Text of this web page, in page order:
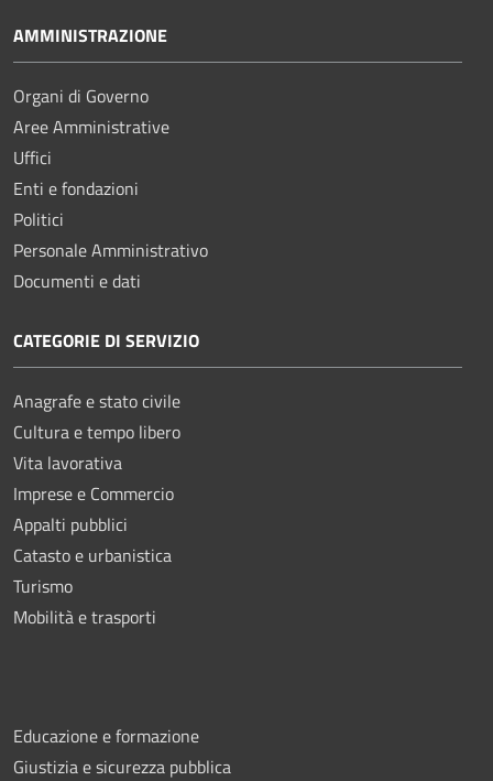
AMMINISTRAZIONE
Organi di Governo
Aree Amministrative
Uffici
Enti e fondazioni
Politici
Personale Amministrativo
Documenti e dati
CATEGORIE DI SERVIZIO
Anagrafe e stato civile
Cultura e tempo libero
Vita lavorativa
Imprese e Commercio
Appalti pubblici
Catasto e urbanistica
Turismo
Mobilità e trasporti
Educazione e formazione
Giustizia e sicurezza pubblica